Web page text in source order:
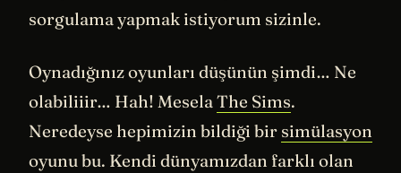
sorgulama yapmak istiyorum sizinle.
Oynadığınız oyunları düşünün şimdi… Ne
olabiliiir… Hah! MeselaThe Sims.
Neredeyse hepimizin bildiği bir simülasyon
oyunu bu. Kendi dünyamızdan farklı olan